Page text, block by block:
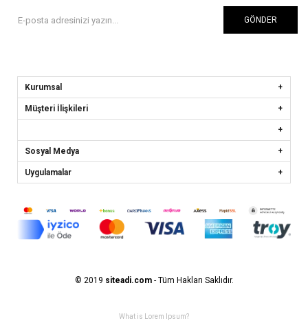
GÖNDER
Kurumsal
Müşteri İlişkileri
Sosyal Medya
Uygulamalar
© 2019 siteadi.com- Tüm Hakları Saklıdır.
What is Lorem Ipsum?